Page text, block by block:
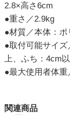
2.8×高さ6cm
●重さ／2.9kg
●材質／本体：
●取付可能サイ
上、ふち：4cm
●最大使用者体重
関連商品